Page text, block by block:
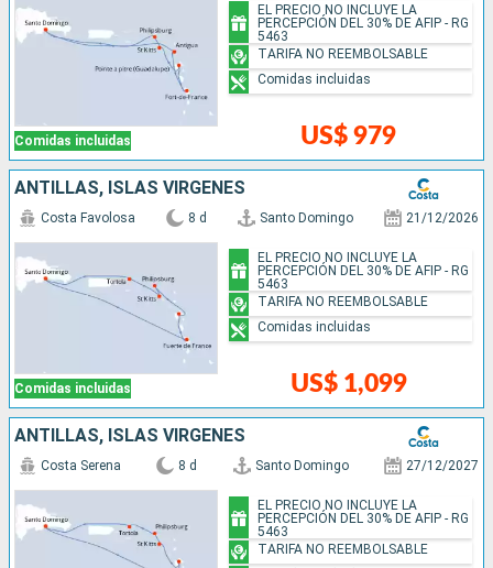
Comidas incluidas US$ 979
EL PRECIO NO INCLUYE LA
PERCEPCIÓN DEL 30% DE AFIP - RG
5463
TARIFA NO REEMBOLSABLE
Comidas incluidas
ANTILLAS, ISLAS VÍRGENES
Comidas incluidas
Costa Favolosa 8 d Santo Domingo 21/12/2026
US$ 1,099
EL PRECIO NO INCLUYE LA
PERCEPCIÓN DEL 30% DE AFIP - RG
5463
TARIFA NO REEMBOLSABLE
Comidas incluidas
ANTILLAS, ISLAS VÍRGENES
Costa Serena 8 d Santo Domingo 27/12/2027
EL PRECIO NO INCLUYE LA
PERCEPCIÓN DEL 30% DE AFIP - RG
5463
TARIFA NO REEMBOLSABLE